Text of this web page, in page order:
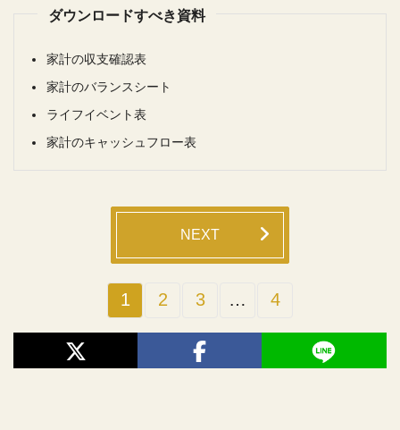
ダウンロードすべき資料
家計の収支確認表
家計のバランスシート
ライフイベント表
家計のキャッシュフロー表
NEXT
1 2 3 … 4